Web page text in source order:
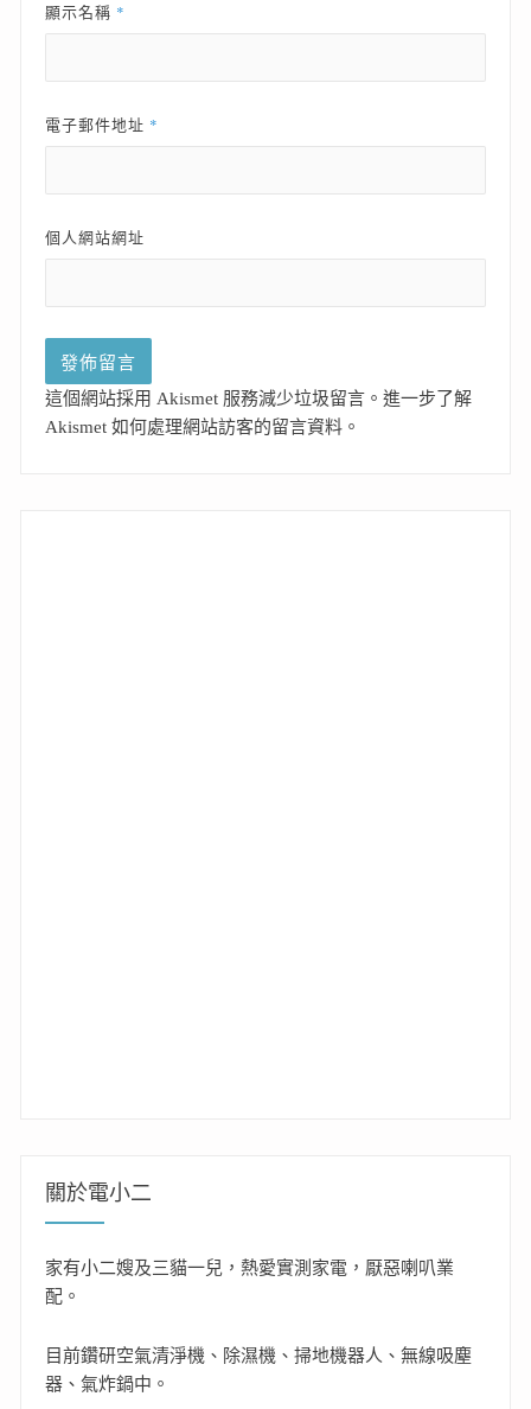
顯示名稱 *
電子郵件地址 *
個人網站網址
這個網站採用 Akismet 服務減少垃圾留言。 進一步了解
Akismet 如何處理網站訪客的留言資料 。
關於電小二
家有小二嫂及三貓一兒，熱愛實測家電，厭惡喇叭業
配。
目前鑽研空氣清淨機、除濕機、掃地機器人、無線吸塵
器、氣炸鍋中。